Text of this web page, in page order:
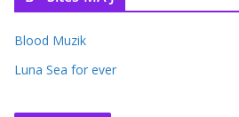
Blood Muzik
Luna Sea for ever